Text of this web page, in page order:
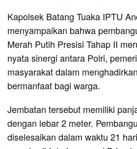
Kapolsek Batang Tuaka IPTU
menyampaikan bahwa
Merah Putih Presisi Tahap II
nyata sinergi antara Polri,
masyarakat dalam
bermanfaat bagi warga.
Jembatan tersebut memiliki
dengan lebar 2 meter.
diselesaikan dalam waktu 21